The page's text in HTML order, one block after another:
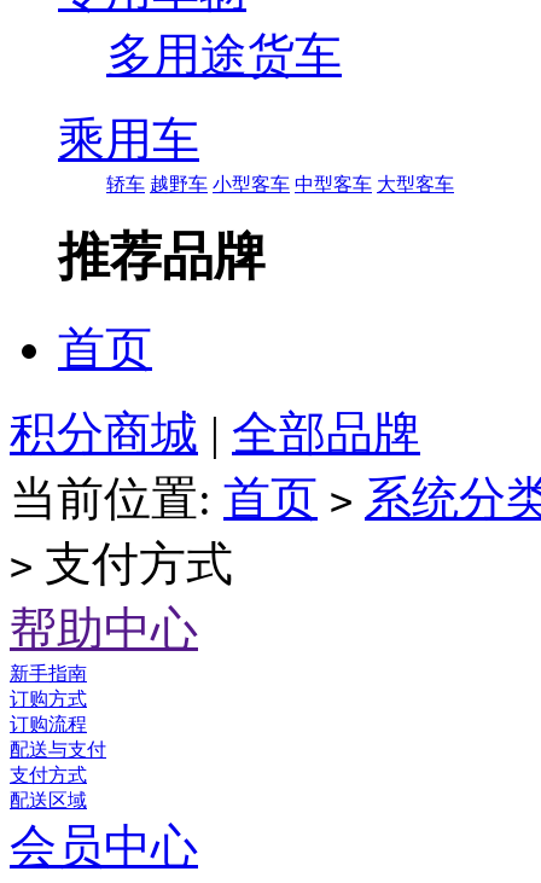
多用途货车
乘用车
轿车 越野车 小型客车 中型客车 大型客车
推荐品牌
首页
积分商城 | 全部品牌
当前位置: 首页 > 系统分
> 支付方式
帮助中心
新手指南
订购方式
订购流程
配送与支付
支付方式
配送区域
会员中心